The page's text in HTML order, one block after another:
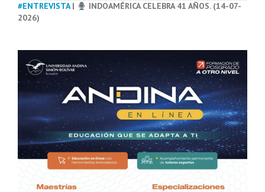
#ENTREVISTA|
INDOAMÉRICA CELEBRA 41 AÑOS. (14-07-
2026)